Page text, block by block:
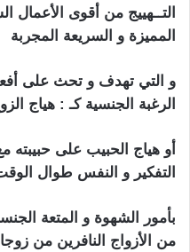
التــهييج من أقوى الأعمال
المميزة و السريعة المجربة
و التي تهدف و تحث على
الرغبة الجنسية كـ : هياج
أو هياج الحبيب على
التفكير و النفس طوال
بأمور الشهوة و المتعة
من الأزواج النافرين من